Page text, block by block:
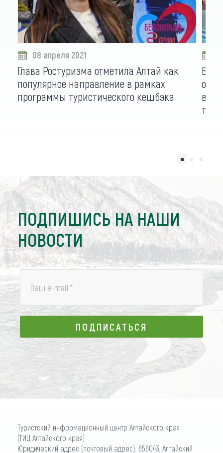
08 апреля 2021
Глава Ростуризма отметила Алтай как
популярное направление в рамках
программы туристического кешбэка
о
ПОДПИШИСЬ НА НАШИ
НОВОСТИ
Ваш e-mail *
ПОДПИСАТЬСЯ
ПОДПИСАТЬСЯ
Туристский информационный центр Алтайского края
(ТИЦ Алтайского края)
Юридический адрес (почтовый адрес): 656043, Алтайский